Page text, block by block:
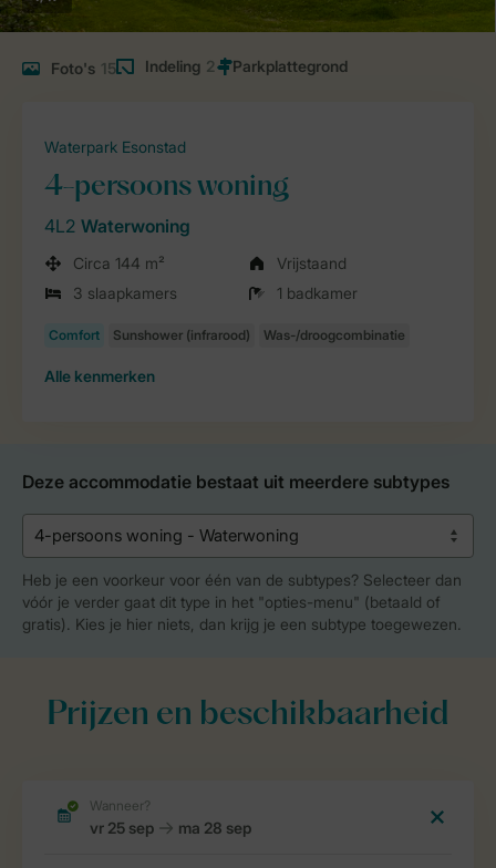
Foto's 15 Indeling 2
Waterpark Esonstad
4-persoons woning
4L2 Waterwoning
Circa 144 m²
Vrijstaand
3 slaapkamers
1 badkamer
Alle kenmerken
Deze accommodatie bestaat uit meerdere subtypes
Heb je een voorkeur voor één van de subtypes? Selecteer dan
vóór je verder gaat dit type in het "opties-menu" (betaald of
gratis). Kies je hier niets, dan krijg je een subtype toegewezen.
Prijzen en beschikbaarheid